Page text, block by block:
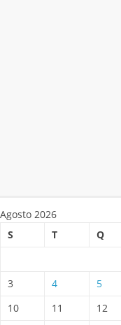
Agosto 2026
S
T Q
3
4 5
10
11 12